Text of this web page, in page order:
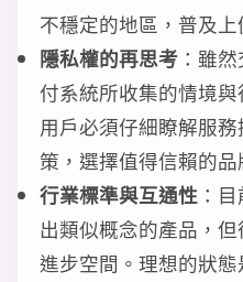
不穩定的地區，普及上
隱私權的再思考 ：雖
付系統所收集的情境
用戶必須仔細瞭解服
策，選擇值得信賴的品
行業標準與互通性 ：
出類似概念的產品，
進步空間。理想的狀態